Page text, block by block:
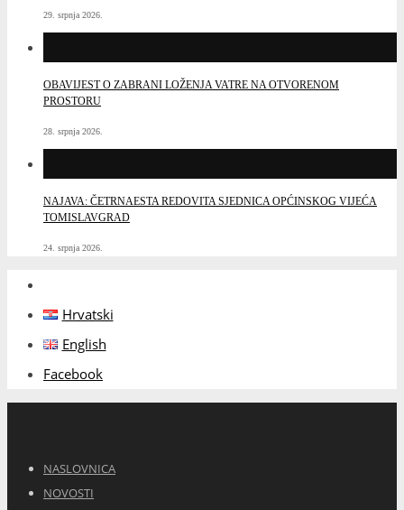
29. srpnja 2026.
OBAVIJEST O ZABRANI LOŽENJA VATRE NA OTVORENOM
PROSTORU
28. srpnja 2026.
NAJAVA: ČETRNAESTA REDOVITA SJEDNICA OPĆINSKOG VIJEĆA
TOMISLAVGRAD
24. srpnja 2026.
Hrvatski
English
Facebook
NASLOVNICA
NOVOSTI